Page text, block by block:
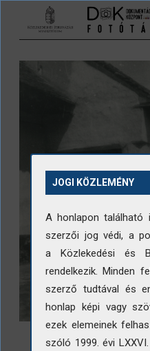
Ugrás a tartalomra
JOGI KÖZLEMÉNY
A honlapon
szerzői jog védi, a
a Közlekedési és
rendelkezik. Minden
szerző tudtával és
honlap képi vagy
ezek elemeinek
szóló 1999. évi